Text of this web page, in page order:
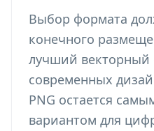
Выбор формата
конечного
лучший векторный
современных
PNG остается
вариантом для